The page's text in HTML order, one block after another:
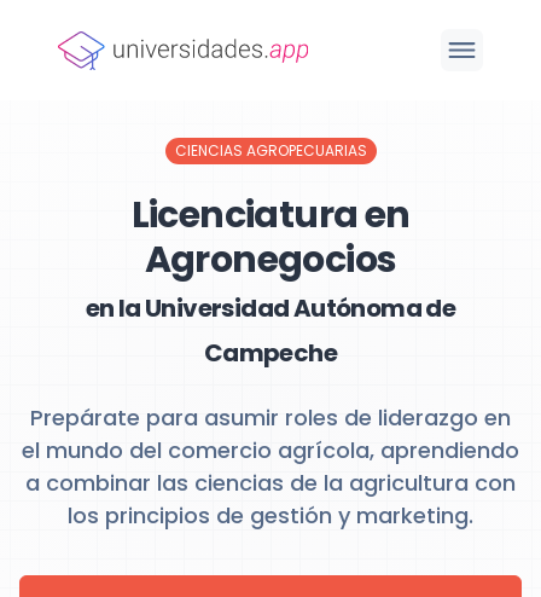
CIENCIAS AGROPECUARIAS
Licenciatura en
Agronegocios
en la Universidad Autónoma de
Campeche
Prepárate para asumir roles de liderazgo en
el mundo del comercio agrícola, aprendiendo
a combinar las ciencias de la agricultura con
los principios de gestión y marketing.